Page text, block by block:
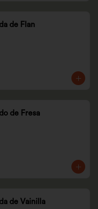
de Flan
de Fresa
de Vainilla